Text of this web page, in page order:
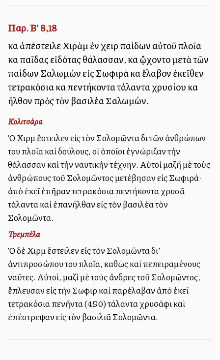
Παρ. Β' 8,18
καὶ ἀπέστειλε Χιρὰμ ἐν χειρὶ παίδων αὐτοῦ πλοῖα
καὶ παῖδας εἰδότας θάλασσαν, καὶ ᾤχοντο μετὰ τῶν
παίδων Σαλωμὼν εἰς Σωφιρὰ καὶ ἔλαβον ἐκεῖθεν
τετρακόσια καὶ πεντήκοντα τάλαντα χρυσίου καὶ
ἦλθον πρὸς τὸν βασιλέα Σαλωμών.
Κολιτσάρα
Ὁ Χιρὰμ ἔστειλεν εἰς τὸν Σολομῶντα διὰ τῶν ἀνθρώπων
του πλοῖα καὶ δούλους, οἱ ὁποῖοι ἐγνώριζαν τὴν
θάλασσαν καὶ τὴν ναυτικὴν τέχνην. Αὐτοὶ μαζῆ μὲ τοὺς
ἀνθρώπους τοῦ Σολομῶντος μετέβησαν εἰς Σωφιρά·
ἀπὸ ἐκεῖ ἐπῆραν τετρακόσια πεντήκοντα χρυσᾶ
τάλαντα καὶ ἐπανῆλθαν εἰς τὸν βασιλέα τὸν
Σολομῶντα.
Τρεμπέλα
Ὁ δὲ Χιρὰμ ἔστειλεν εἰς τὸν Σολομῶντα δι’
ἀντιπροσώπου του πλοῖα, καθὼς καὶ πεπειραμένους
ναῦτες. Αὐτοί, μαζὶ μὲ τοὺς ἄνδρες τοῦ Σολομῶντος,
ἔπλευσαν εἰς τὴν Σωφιρὰ καὶ παρέλαβαν ἀπὸ ἐκεῖ
τετρακόσια πενῆντα (450) τάλαντα χρυσάφι καὶ
ἐπέστρεψαν εἰς τὸν βασιλιᾶ Σολομῶντα.